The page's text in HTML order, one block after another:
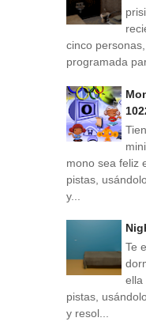
cinco
programada
mono sea feliz
pistas,
y...
Te
ella
pistas,
y resol...